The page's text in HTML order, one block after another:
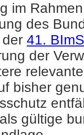
im
des
41.
der
bisher
gültige